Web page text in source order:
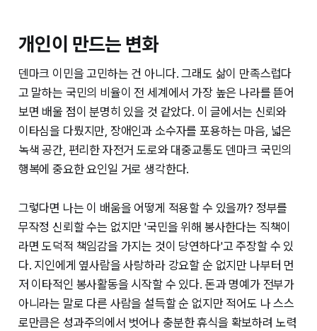
개인이 만드는 변화
덴마크 이민을 고민하는 건 아니다. 그래도 삶이 만족스럽다
고 말하는 국민의 비율이 전 세계에서 가장 높은 나라를 뜯어
보면 배울 점이 분명히 있을 것 같았다. 이 글에서는 신뢰와
이타심을 다뤘지만, 장애인과 소수자를 포용하는 마음, 넓은
녹색 공간, 편리한 자전거 도로와 대중교통도 덴마크 국민의
행복에 중요한 요인일 거로 생각한다.
그렇다면 나는 이 배움을 어떻게 적용할 수 있을까? 정부를
무작정 신뢰할 수는 없지만 '국민을 위해 봉사한다는 직책이
라면 도덕적 책임감을 가지는 것이 당연하다'고 주장할 수 있
다. 지인에게 옆사람을 사랑하라 강요할 순 없지만 나부터 먼
저 이타적인 봉사활동을 시작할 수 있다. 돈과 명예가 전부가
아니라는 말로 다른 사람을 설득할 순 없지만 적어도 나 스스
로만큼은 성과주의에서 벗어나 충분한 휴식을 확보하려 노력